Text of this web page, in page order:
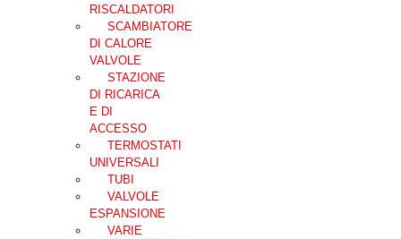
RISCALDATORI
SCAMBIATORE
DI CALORE
VALVOLE
STAZIONE
DI RICARICA
E DI
ACCESSO
TERMOSTATI
UNIVERSALI
TUBI
VALVOLE
ESPANSIONE
VARIE